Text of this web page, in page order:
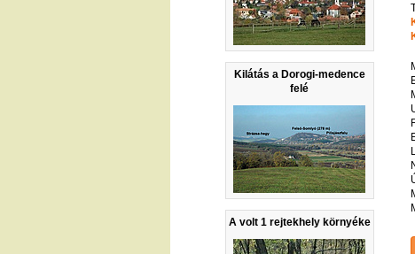
Kilátás a Dorogi-medence
felé
A volt 1 rejtekhely környéke